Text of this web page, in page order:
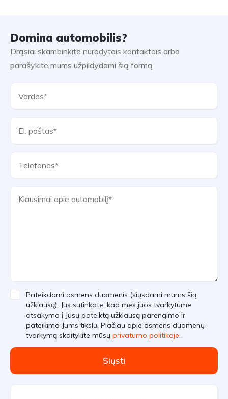
Domina automobilis?
Drąsiai skambinkite nurodytais kontaktais arba
parašykite mums užpildydami šią formą
Pateikdami asmens duomenis (siųsdami mums šią
užklausą), Jūs sutinkate, kad mes juos tvarkytume
atsakymo į Jūsų pateiktą užklausą parengimo ir
pateikimo Jums tikslu. Plačiau apie asmens duomenų
tvarkymą skaitykite mūsų privatumo politikoje.
Siųsti